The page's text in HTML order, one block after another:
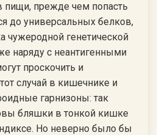
пищи, прежде чем попасть
до универсальных белков,
чужеродной генетической
наряду с неантигенными
проскочить и
случай в кишечнике и
гарнизоны: так
бляшки в тонкой кишке
Но неверно было бы